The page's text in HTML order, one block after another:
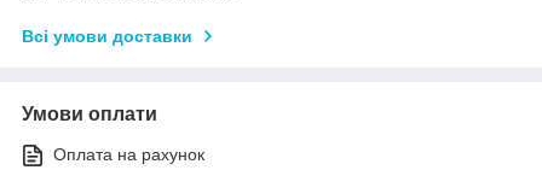
Всі умови доставки
Умови оплати
Оплата на рахунок